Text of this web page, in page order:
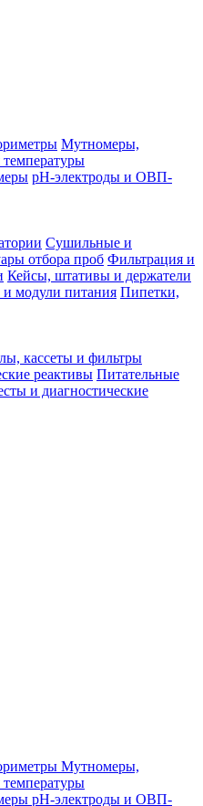
Мутномеры,
pH-электроды и ОВП-
Сушильные и
отбора проб Фильтрация и
Кейсы, штативы и держатели
и модули питания Пипетки,
кассеты и фильтры
реактивы Питательные
и диагностические
Мутномеры,
pH-электроды и ОВП-